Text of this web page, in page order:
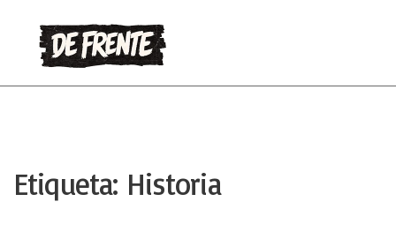
Etiqueta: Historia